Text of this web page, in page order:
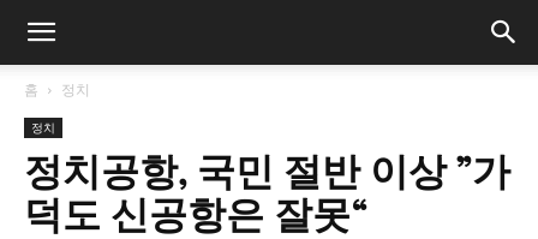
홈 정치
정치
정치공항, 국민 절반 이상 ”가
덕도 신공항은 잘못“